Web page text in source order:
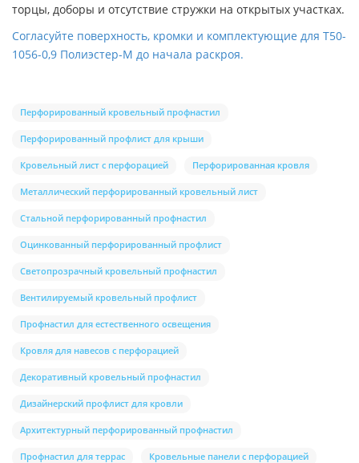
торцы, доборы и отсутствие стружки на открытых участках.
Согласуйте поверхность, кромки и комплектующие для Т50-
1056-0,9 Полиэстер-М до начала раскроя.
Перфорированный кровельный профнастил
Перфорированный профлист для крыши
Кровельный лист с перфорацией Перфорированная кровля
Металлический перфорированный кровельный лист
Стальной перфорированный профнастил
Оцинкованный перфорированный профлист
Светопрозрачный кровельный профнастил
Вентилируемый кровельный профлист
Профнастил для естественного освещения
Кровля для навесов с перфорацией
Декоративный кровельный профнастил
Дизайнерский профлист для кровли
Архитектурный перфорированный профнастил
Профнастил для террас Кровельные панели с перфорацией